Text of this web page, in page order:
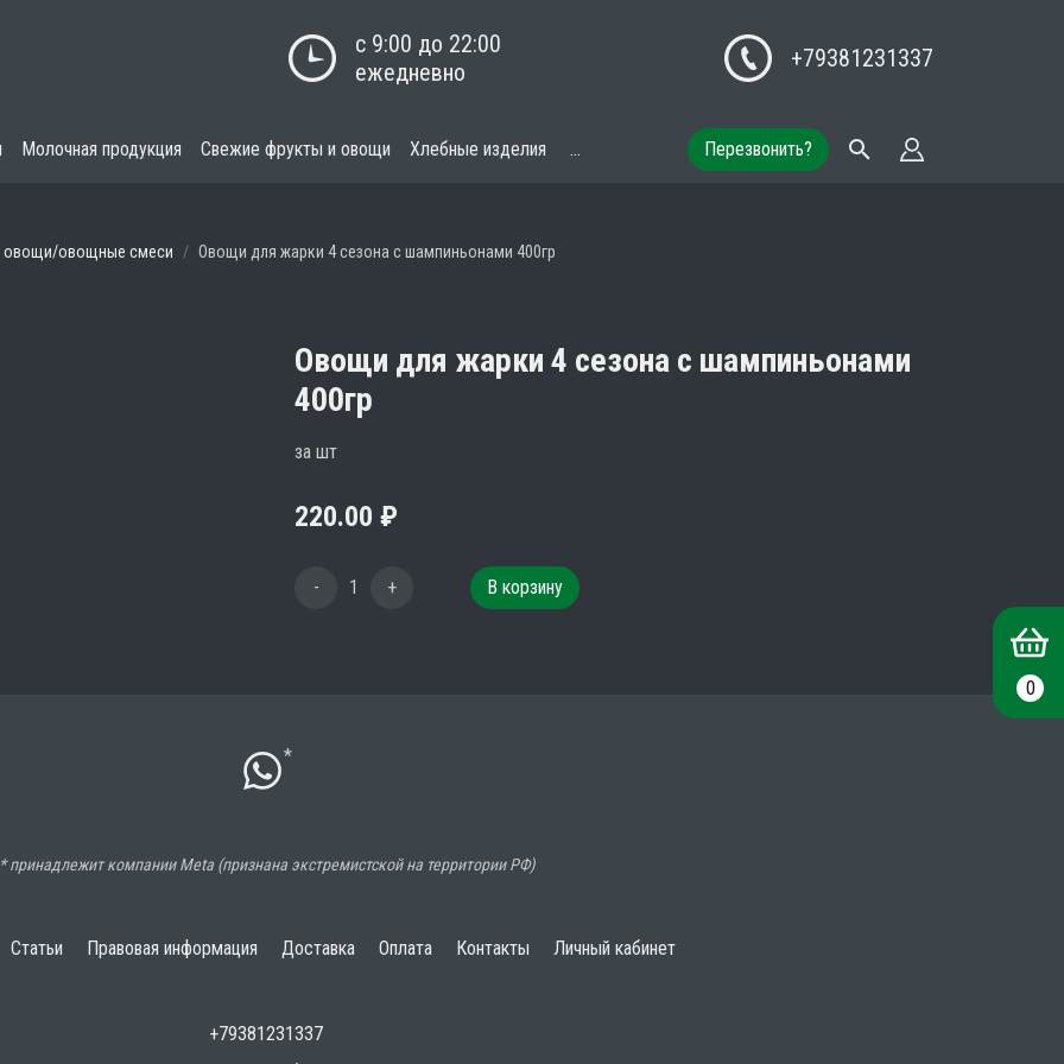
с 9:00 до 22:00
ежедневно
+79381231337
Молочная продукция Свежие фрукты и овощи Хлебные изделия ... Перезвонить?
овощи/овощные смеси Овощи для жарки 4 сезона с шампиньонами 400гр
Овощи для жарки 4 сезона с шампиньонами
400гр
за шт
220.00 ₽
- 1 + В корзину
*
* принадлежит компании Meta (признана экстремистской на территории РФ)
Статьи Правовая информация Доставка Оплата Контакты Личный кабинет
+79381231337
0